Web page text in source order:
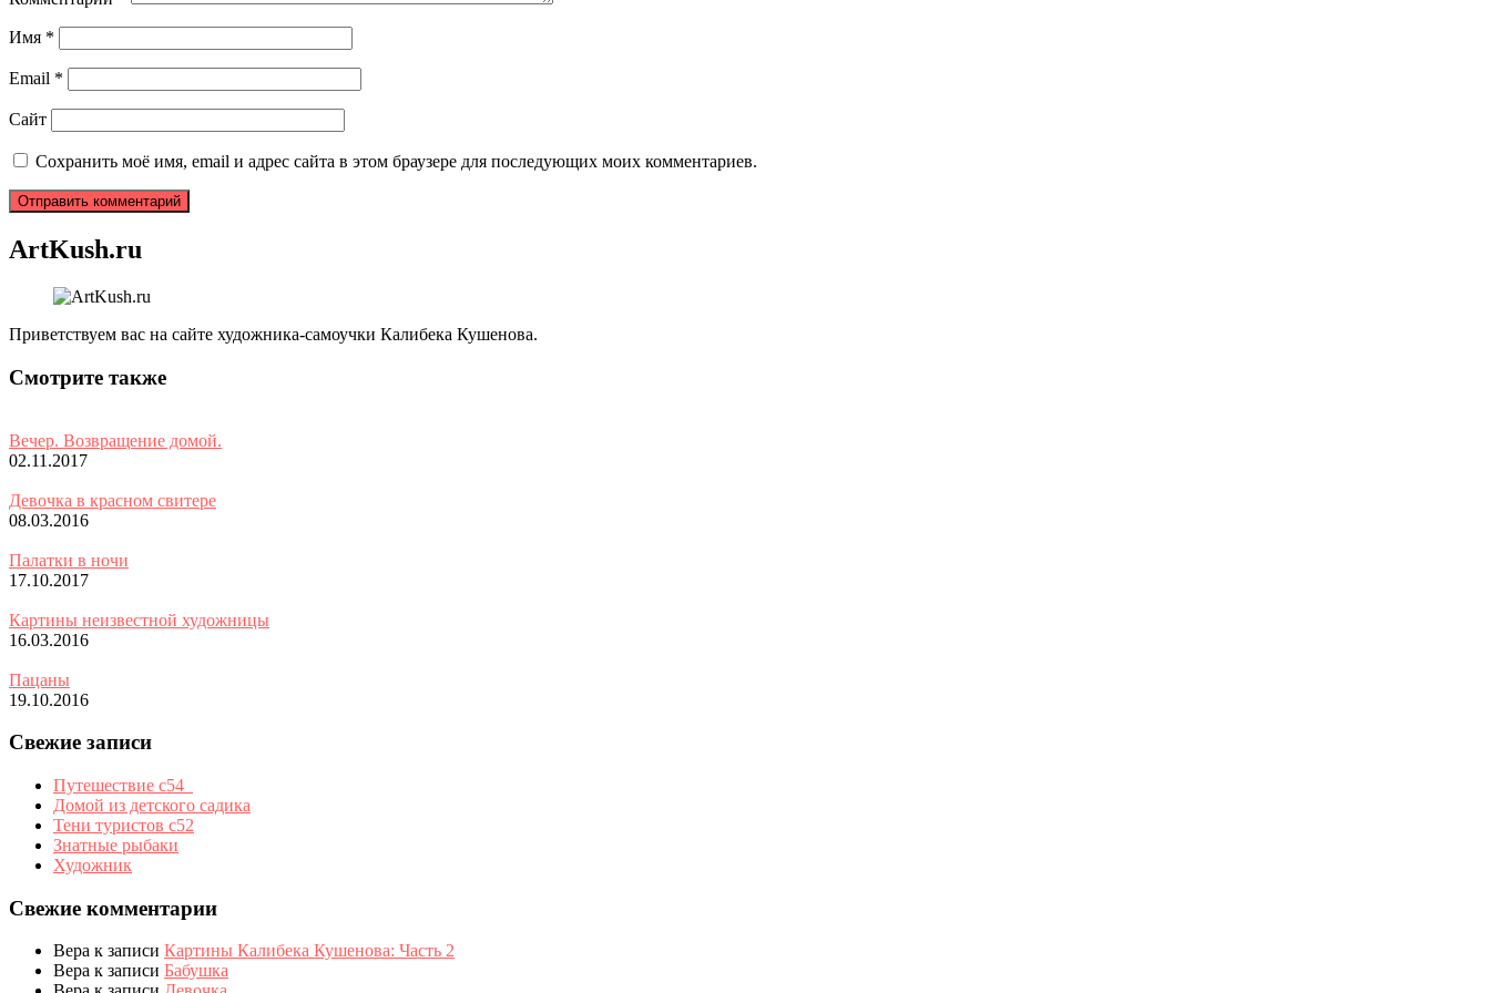
Имя *
Email *
Сайт
Сохранить моё имя, email и адрес сайта в этом браузере для последующих моих комментариев.
ArtKush.ru
Приветствуем вас на сайте художника-самоучки Калибека Кушенова.
Смотрите также
Вечер. Возвращение домой.
02.11.2017
Девочка в красном свитере
08.03.2016
Палатки в ночи
17.10.2017
Картины неизвестной художницы
16.03.2016
Пацаны
19.10.2016
Свежие записи
Путешествие с54_
Домой из детского садика
Тени туристов с52
Знатные рыбаки
Художник
Свежие комментарии
Вера к записи Картины Калибека Кушенова: Часть 2
Вера к записи Бабушка